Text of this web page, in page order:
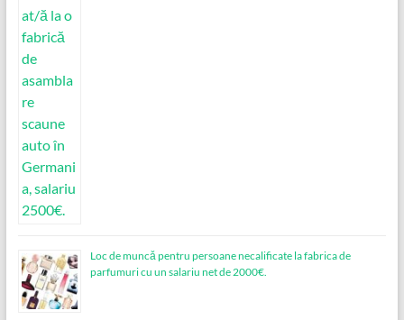
Loc de muncǎ pentru persoane necalificate la fabrica de
parfumuri cu un salariu net de 2000€.